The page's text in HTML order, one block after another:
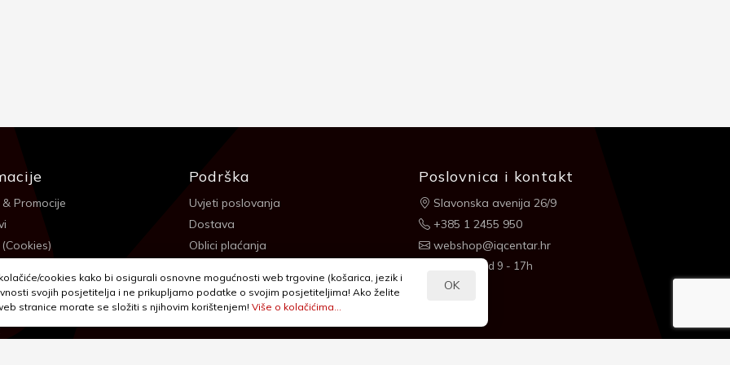
Promocije
Podrška
Uvjeti poslovanja
Dostava
Oblici plaćanja
Reklamacije, povrati i prigovori
Jednostrani raskid ugovora
Poslovnica i kontakt
Slavonska avenija 26/9
+385 1 2455 950
webshop@iqcentar.hr
Pon - Pet od 9 - 17h
cookies kako bi osigurali osnovne mogućnosti web trgovine (košarica, jezik i
svojih posjetitelja i ne prikupljamo podatke o svojim posjetiteljima! Ako želite
stranice morate se složiti s njihovim korištenjem! Više o kolačićima...
OK